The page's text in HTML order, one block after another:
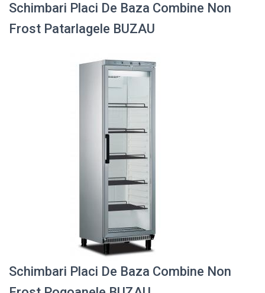
Schimbari Placi De Baza Combine Non
Frost Patarlagele BUZAU
Schimbari Placi De Baza Combine Non